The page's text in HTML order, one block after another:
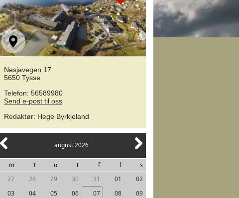
Nesjavegen 17
5650 Tysse
Telefon: 56589980
Send e-post til oss
Redaktør: Hege Byrkjeland
august 2026
m t o t f l
s
27
28 29 30 31 01
02
03
04 05 06 07 08
09